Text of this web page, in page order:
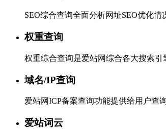
SEO综合查询全面分析网址SEO优化
权重查询
权重综合查询是爱站网综合各大搜索引
域名/IP查询
爱站网ICP备案查询功能提供给用户查
爱站词云